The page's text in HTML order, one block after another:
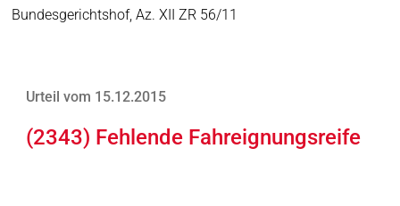
Bundesgerichtshof, Az. XII ZR 56/11
Urteil vom 15.12.2015
(2343) Fehlende Fahreignungsreife